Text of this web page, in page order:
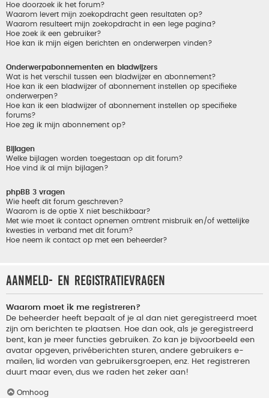
Hoe doorzoek ik het forum?
Waarom levert mijn zoekopdracht geen resultaten op?
Waarom resulteert mijn zoekopdracht in een lege pagina?
Hoe zoek ik een gebruiker?
Hoe kan ik mijn eigen berichten en onderwerpen vinden?
Onderwerpabonnementen en bladwijzers
Wat is het verschil tussen een bladwijzer en abonnement?
Hoe kan ik een bladwijzer of abonnement instellen op specifieke
onderwerpen?
Hoe kan ik een bladwijzer of abonnement instellen op specifieke
forums?
Hoe zeg ik mijn abonnement op?
Bijlagen
Welke bijlagen worden toegestaan op dit forum?
Hoe vind ik al mijn bijlagen?
phpBB 3 vragen
Wie heeft dit forum geschreven?
Waarom is de optie X niet beschikbaar?
Met wie moet ik contact opnemen omtrent misbruik en/of wettelijke
kwesties in verband met dit forum?
Hoe neem ik contact op met een beheerder?
Aanmeld- en registratievragen
Waarom moet ik me registreren?
De beheerder heeft bepaalt of je al dan niet geregistreerd moet
zijn om berichten te plaatsen. Hoe dan ook, als je geregistreerd
bent, kan je meer functies gebruiken. Zo kan je bijvoorbeeld een
avatar opgeven, privéberichten sturen, andere gebruikers e-
mailen, lid worden van gebruikersgroepen, enz. Het registreren
duurt maar even, dus we raden het zeker aan!
Omhoog